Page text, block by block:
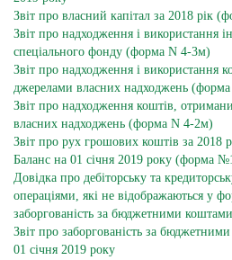
Звіт про власний капітал за 2018 рік
Звіт про надходження і використання
спеціального фонду (форма N 4-3м)
Звіт про надходження і використання
джерелами власних надходжень
Звіт про надходження коштів,
власних надходжень (форма N 4-2м)
Звіт про рух грошових коштів за 2018
Баланс на 01 січня 2019 року (форма
Довідка про дебіторську та
операціями, які не відображаються у
заборгованість за бюджетними
Звіт про заборгованість за
01 січня 2019 року